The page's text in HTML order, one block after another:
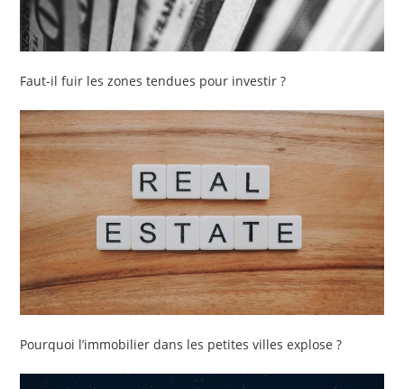
Faut-il fuir les zones tendues pour investir ?
Pourquoi l’immobilier dans les petites villes explose ?